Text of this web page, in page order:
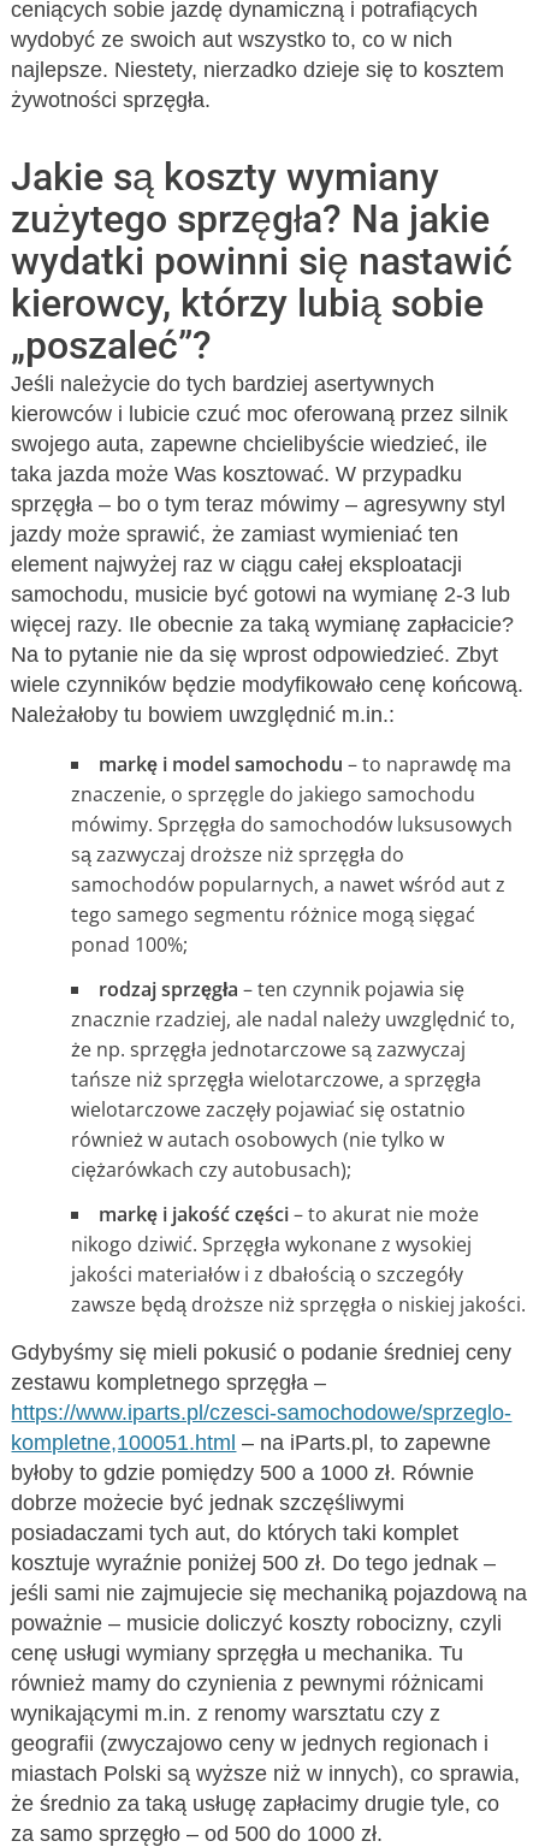
ceniących sobie jazdę dynamiczną i potrafiących
wydobyć ze swoich aut wszystko to, co w nich
najlepsze. Niestety, nierzadko dzieje się to kosztem
żywotności sprzęgła.
Jakie są koszty wymiany
zużytego sprzęgła? Na jakie
wydatki powinni się nastawić
kierowcy, którzy lubią sobie
„poszaleć”?
Jeśli należycie do tych bardziej asertywnych
kierowców i lubicie czuć moc oferowaną przez silnik
swojego auta, zapewne chcielibyście wiedzieć, ile
taka jazda może Was kosztować. W przypadku
sprzęgła – bo o tym teraz mówimy – agresywny styl
jazdy może sprawić, że zamiast wymieniać ten
element najwyżej raz w ciągu całej eksploatacji
samochodu, musicie być gotowi na wymianę 2-3 lub
więcej razy. Ile obecnie za taką wymianę zapłacicie?
Na to pytanie nie da się wprost odpowiedzieć. Zbyt
wiele czynników będzie modyfikowało cenę końcową.
Należałoby tu bowiem uwzględnić m.in.:
markę i model samochodu – to naprawdę ma
znaczenie, o sprzęgle do jakiego samochodu
mówimy. Sprzęgła do samochodów luksusowych
są zazwyczaj droższe niż sprzęgła do
samochodów popularnych, a nawet wśród aut z
tego samego segmentu różnice mogą sięgać
ponad 100%;
rodzaj sprzęgła – ten czynnik pojawia się
znacznie rzadziej, ale nadal należy uwzględnić to,
że np. sprzęgła jednotarczowe są zazwyczaj
tańsze niż sprzęgła wielotarczowe, a sprzęgła
wielotarczowe zaczęły pojawiać się ostatnio
również w autach osobowych (nie tylko w
ciężarówkach czy autobusach);
markę i jakość części– to akurat nie może
nikogo dziwić. Sprzęgła wykonane z wysokiej
jakości materiałów i z dbałością o szczegóły
zawsze będą droższe niż sprzęgła o niskiej jakości.
Gdybyśmy się mieli pokusić o podanie średniej ceny
zestawu kompletnego sprzęgła –
https://www.iparts.pl/czesci-samochodowe/sprzeglo-
kompletne,100051.html – na iParts.pl, to zapewne
byłoby to gdzie pomiędzy 500 a 1000 zł. Równie
dobrze możecie być jednak szczęśliwymi
posiadaczami tych aut, do których taki komplet
kosztuje wyraźnie poniżej 500 zł. Do tego jednak –
jeśli sami nie zajmujecie się mechaniką pojazdową na
poważnie – musicie doliczyć koszty robocizny, czyli
cenę usługi wymiany sprzęgła u mechanika. Tu
również mamy do czynienia z pewnymi różnicami
wynikającymi m.in. z renomy warsztatu czy z
geografii (zwyczajowo ceny w jednych regionach i
miastach Polski są wyższe niż w innych), co sprawia,
że średnio za taką usługę zapłacimy drugie tyle, co
za samo sprzęgło – od 500 do 1000 zł.